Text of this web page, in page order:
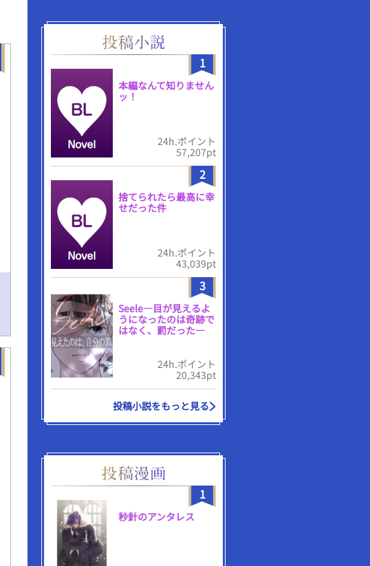
1
本編なんて知りません
ッ！
24h.ポイント
57,207pt
2
捨てられたら最高に幸
せだった件
24h.ポイント
43,039pt
3
Seele―目が見えるよ
うになったのは奇跡で
はなく、罰だった―
24h.ポイント
20,343pt
投稿小説をもっと見る
1
秒針のアンタレス